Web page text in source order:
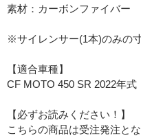
素材：カーボンファイバー
※サイレンサー(1本)のみの
【適合車種】
CF MOTO 450 SR 2022年式
【必ずお読みください！】
こちらの商品は受注発注とな